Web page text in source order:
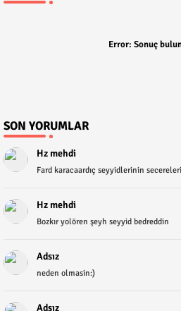
Error: Sonuç
SON YORUMLAR
Hz mehdi
Fard karacaardıç seyyidlerinin
Hz mehdi
Bozkır yolören şeyh seyyid bedreddin
Adsız
neden olmasin:)
Adsız